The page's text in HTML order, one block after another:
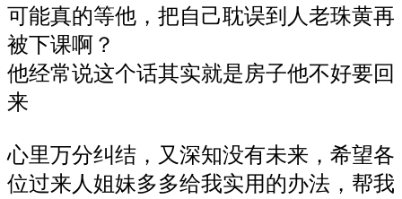
可能真的等他，把自己耽误到人老珠黄再
被下课啊？
他经常说这个话其实就是房子他不好要回
来
心里万分纠结， 又深知没有未来，希望各
位过来人姐妹多多给我实用的办法，帮我